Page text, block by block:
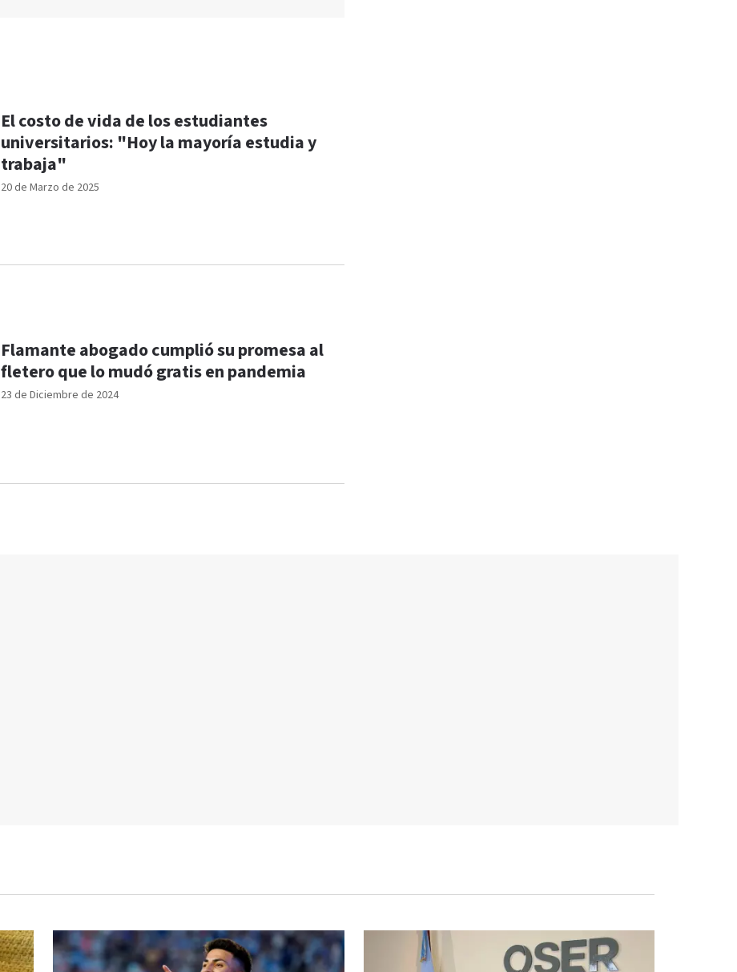
20 de Marzo de 2025
El costo de vida de los estudiantes
universitarios: "Hoy la mayoría estudia y
trabaja"
23 de Diciembre de 2024
Flamante abogado cumplió su promesa al
fletero que lo mudó gratis en pandemia